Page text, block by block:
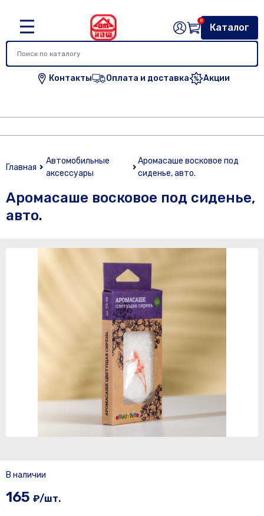
Контакты Оплата и доставка Акции
Каталог
0
Главная
Автомобильные
аксессуары
Аромасаше восковое под
сиденье, авто.
Аромасаше восковое под сиденье,
авто.
В наличии
165 ₽/шт.